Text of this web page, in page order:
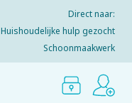
Direct naar:
Huishoudelijke hulp gezocht
Schoonmaakwerk